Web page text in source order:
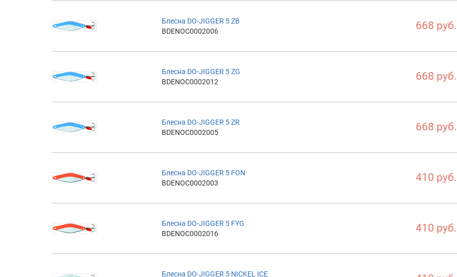
Блесна DO-JIGGER 5 ZB
BDENOC0002006
668 руб.
Блесна DO-JIGGER 5 ZG
BDENOC0002012
668 руб.
Блесна DO-JIGGER 5 ZR
BDENOC0002005
668 руб.
Блесна DO-JIGGER 5 FON
BDENOC0002003
410 руб.
Блесна DO-JIGGER 5 FYG
BDENOC0002016
410 руб.
Блесна DO-JIGGER 5 NICKEL ICE